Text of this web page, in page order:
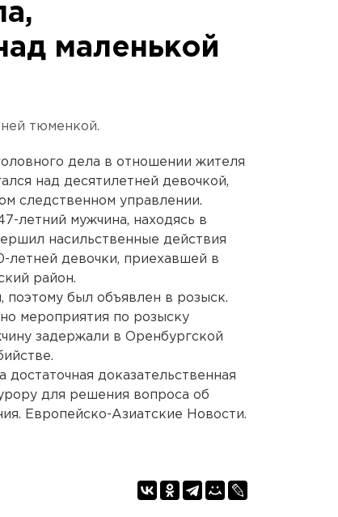
маленькой
тюменкой.
дела в отношении жителя
над десятилетней девочкой,
следственном управлении.
летний мужчина, находясь в
насильственные действия
летней девочки, приехавшей в
район.
поэтому был объявлен в розыск.
мероприятия по розыску
задержали в Оренбургской
доказательственная
для решения вопроса об
Европейско-Азиатские Новости.